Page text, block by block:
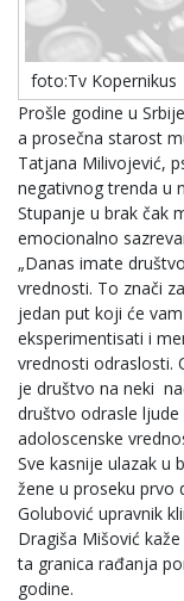
foto:Tv Kopernikus
Prošle godine u
a prosečna starost
Tatjana Milivojević,
negativnog trenda u
Stupanje u brak čak
emocionalno
„Danas imate
vrednosti. To znači
jedan put koji će
eksperimentisati i
vrednosti odraslosti.
je društvo na neki
društvo odrasle
adoloscenske
Sve kasnije ulazak u
žene u proseku prvo
Golubović upravnik
Dragiša Mišović
ta granica rađanja
godine.